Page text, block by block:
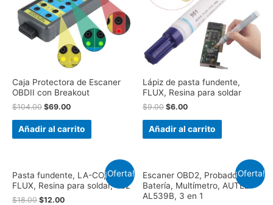
Caja Protectora de Escaner
OBDII con Breakout
$104.00 $69.00
Añadir al carrito
Lápiz de pasta fundente,
FLUX, Resina para soldar
$9.00 $6.00
Añadir al carrito
¡Oferta!
Pasta fundente, LA-CO,
FLUX, Resina para soldar, 4oz
$18.00 $12.00
¡Oferta!
Escaner OBD2, Probador de
Batería, Multímetro, AUTEL
AL539B, 3 en 1